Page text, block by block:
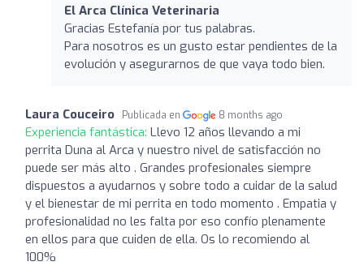
El Arca Clínica Veterinaria
Gracias Estefanía por tus palabras.
Para nosotros es un gusto estar pendientes de la
evolución y asegurarnos de que vaya todo bien.
Laura Couceiro Publicada en 8 months ago
Experiencia fantástica: Llevo 12 años llevando a mi
perrita Duna al Arca y nuestro nivel de satisfacción no
puede ser más alto . Grandes profesionales siempre
dispuestos a ayudarnos y sobre todo a cuidar de la salud
y el bienestar de mi perrita en todo momento . Empatia y
profesionalidad no les falta por eso confío plenamente
en ellos para que cuiden de ella. Os lo recomiendo al
100%